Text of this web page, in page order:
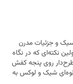
ست شود.
را در طول روز
دوستانه
و جزئیات مدرن
نکته‌ای که در نگاه
روی پنجه کفش
شیک و لوکس به